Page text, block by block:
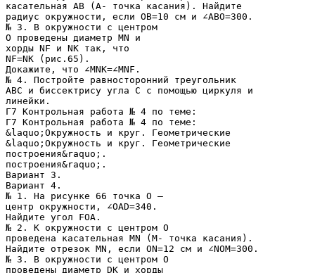
касательная AB (A- точка касания). Найдите
радиус окружности, если ОВ=10 см и ∠АВO=300.
№ 3. В окружности с центром
О проведены диаметр MN и
хорды NF и NK так, что
NF=NK (рис.65).
Докажите, что ∠MNK=∠MNF.
№ 4. Постройте равносторонний треугольник
АВС и биссектрису угла С с помощью циркуля и
линейки.
Г7 Контрольная работа № 4 по теме:
Г7 Контрольная работа № 4 по теме:
&laquo;Окружность и круг. Геометрические
&laquo;Окружность и круг. Геометрические
построения&raquo;.
построения&raquo;.
Вариант 3.
Вариант 4.
№ 1. На рисунке 66 точка О –
центр окружности, ∠OAD=340.
Найдите угол FOA.
№ 2. К окружности с центром О
проведена касательная MN (M- точка касания).
Найдите отрезок MN, если ОN=12 см и ∠NOM=300.
№ 3. В окружности с центром О
проведены диаметр DK и хорды